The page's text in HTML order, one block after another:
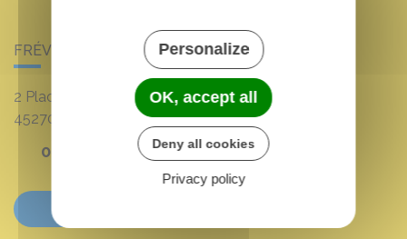
FRÉVILLE-DU-GÂTINAIS
2 Place Louis Croum
45270
Fréville-du-Gâtinais
02 38 90 11 16
Personalize
OK, accept all
Deny all cookies
Privacy policy